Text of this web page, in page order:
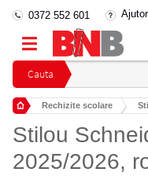
Cauta
0372 552 601 Ajutor
Rechizite scolare
Stilou
2025/2026,